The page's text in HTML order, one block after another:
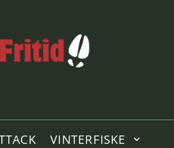
VINTERFISKE